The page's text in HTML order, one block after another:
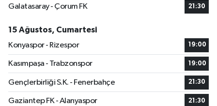
Galatasaray - Çorum FK
21:30
15 Ağustos, Cumartesi
Konyaspor - Rizespor
19:00
Kasımpaşa - Trabzonspor 19:00
Gençlerbirliği S.K. - Fenerbahçe 21:30
Gaziantep FK - Alanyaspor 21:30